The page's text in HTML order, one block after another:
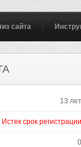
сайта
13 лет
Истек срок регистрации
0